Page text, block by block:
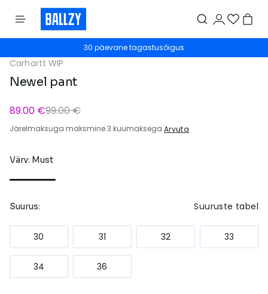
30 päevane tagastusõigus
Carhartt WIP
Newel pant
89.00 €99.00 €
Järelmaksuga maksmine 3 kuumaksega Arvuta
Värv: Must
Suurus: Suuruste tabel
30 31 32 33
34 36